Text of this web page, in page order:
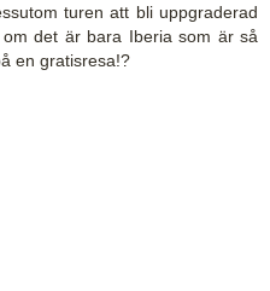
turen att bli uppgraderad
det är bara Iberia som är så
en gratisresa!?